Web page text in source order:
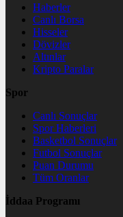
Haberler
Canlı Borsa
Hisseler
Dövizler
Altınlar
Kripto Paralar
Spor
Canlı Sonuçlar
Spor Haberleri
Basketbol Sonuçlar
Futbol Sonuçlar
Puan Durumu
Tüm Oranlar
İddaa Programı